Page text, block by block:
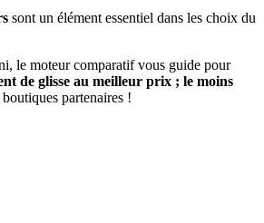
sont un élément essentiel dans les choix du
le moteur comparatif vous guide pour
de glisse au meilleur prix ; le moins
partenaires !